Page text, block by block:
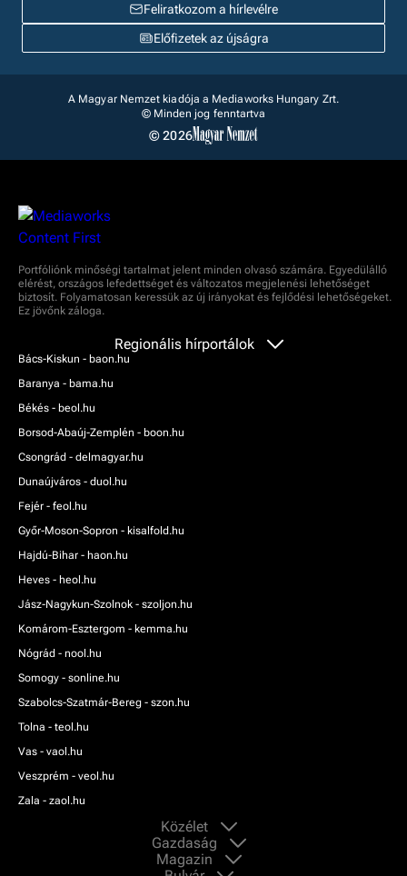
Feliratkozom a hírlevélre
Előfizetek az újságra
A Magyar Nemzet kiadója a Mediaworks Hungary Zrt.
© Minden jog fenntartva
© 2026
Portfóliónk minőségi tartalmat jelent minden olvasó számára. Egyedülálló
elérést, országos lefedettséget és változatos megjelenési lehetőséget
biztosít. Folyamatosan keressük az új irányokat és fejlődési lehetőségeket.
Ez jövőnk záloga.
Regionális hírportálok
Bács-Kiskun - baon.hu
Baranya - bama.hu
Békés - beol.hu
Borsod-Abaúj-Zemplén - boon.hu
Csongrád - delmagyar.hu
Dunaújváros - duol.hu
Fejér - feol.hu
Győr-Moson-Sopron - kisalfold.hu
Hajdú-Bihar - haon.hu
Heves - heol.hu
Jász-Nagykun-Szolnok - szoljon.hu
Komárom-Esztergom - kemma.hu
Nógrád - nool.hu
Somogy - sonline.hu
Szabolcs-Szatmár-Bereg - szon.hu
Tolna - teol.hu
Vas - vaol.hu
Veszprém - veol.hu
Zala - zaol.hu
Közélet
Gazdaság
Magazin